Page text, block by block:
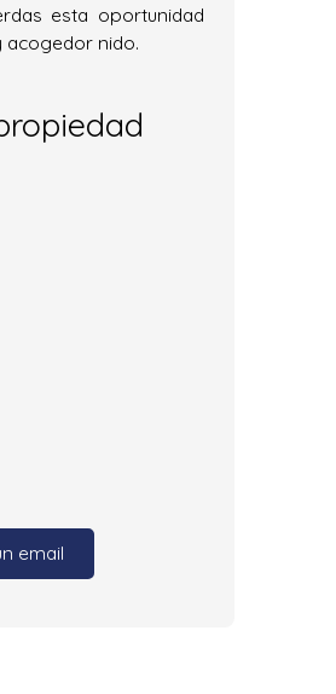
esta oportunidad
acogedor nido.
email